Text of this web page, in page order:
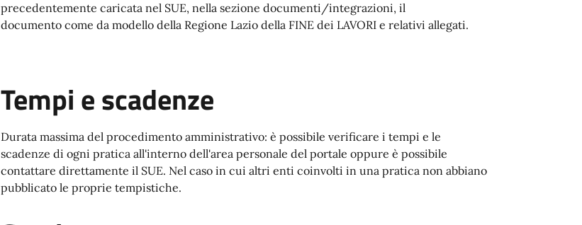
precedentemente caricata nel SUE, nella sezione documenti/integrazioni, il
documento come da modello della Regione Lazio della FINE dei LAVORI e relativi allegati.
Tempi e scadenze
Durata massima del procedimento amministrativo: è possibile verificare i tempi e le
scadenze di ogni pratica all'interno dell'area personale del portale oppure è possibile
contattare direttamente il SUE. Nel caso in cui altri enti coinvolti in una pratica non abbiano
pubblicato le proprie tempistiche.